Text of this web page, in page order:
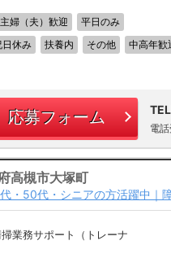
主婦（夫）歓迎
平日のみ
日休み 扶養内 その他
中高年歓
応募フォーム
電
高槻市大塚町
50代・シニアの方活躍中｜
業務サポート（トレーナ